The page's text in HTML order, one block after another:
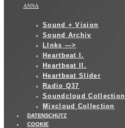
ANNA
Sound + Vision
Sound Archiv
LInks —>
Heartbeat I.
Heartbeat II.
Heartbeat Slider
Radio Q37
Soundcloud Collection
Mixcloud Collection
DATENSCHUTZ
COOKIE